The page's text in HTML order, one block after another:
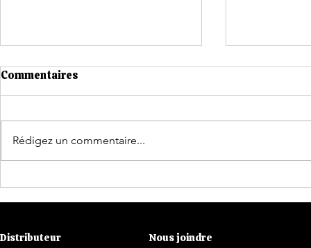
Commentaires
Rédigez un commentaire...
Distributeur Nous joindre